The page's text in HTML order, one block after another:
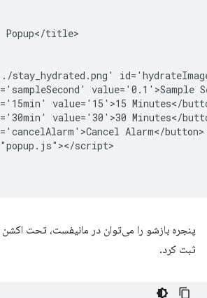
Popup</title>
stay_hydrated.png'
value='0.1'>Sample
value='15'>15 Minutes</
value='30'>30 Minutes</
Alarm</button>
script>
پنجره بازشو را می‌توان در مانیفست، تحت
ثبت کرد.